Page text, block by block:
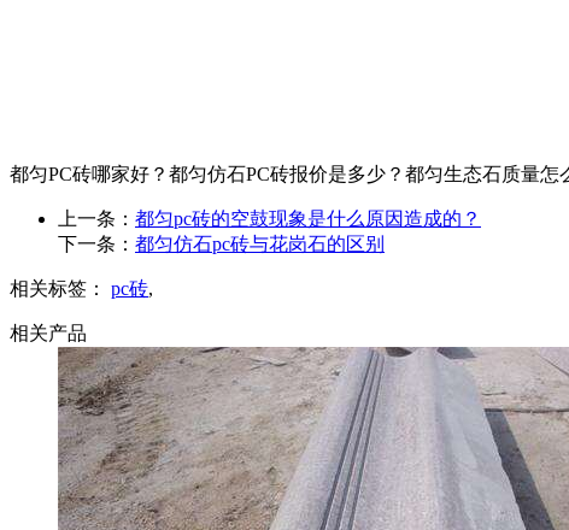
都匀PC砖哪家好？都匀仿石PC砖报价是多少？都匀生态石质量
上一条： 都匀pc砖的空鼓现象是什么原因造成的？
下一条： 都匀仿石pc砖与花岗石的区别
相关标签： pc砖,
相关产品